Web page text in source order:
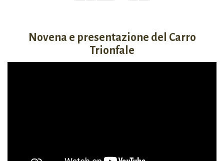
Novena e presentazione del Carro
Trionfale